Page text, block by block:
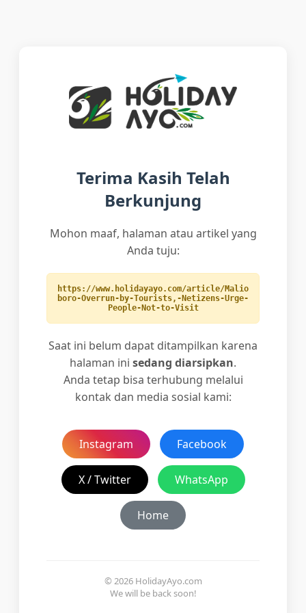
Terima Kasih Telah
Berkunjung
Mohon maaf, halaman atau artikel yang
Anda tuju:
https://www.holidayayo.com/article/Malio
boro-Overrun-by-Tourists,-Netizens-Urge-
People-Not-to-Visit
Saat ini belum dapat ditampilkan karena
halaman ini sedang diarsipkan.
Anda tetap bisa terhubung melalui
kontak dan media sosial kami:
Instagram Facebook
X / Twitter WhatsApp
Home
© 2026 HolidayAyo.com
We will be back soon!